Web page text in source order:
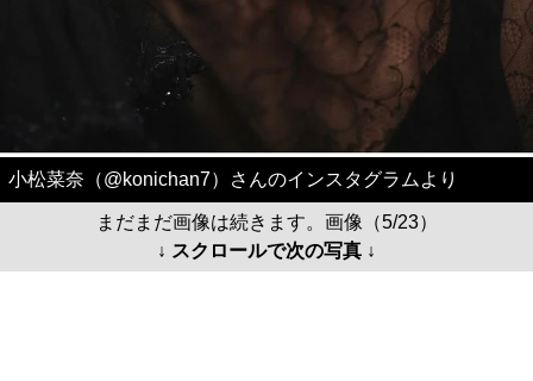
小松菜奈（@konichan7）さんのインスタグラムより
まだまだ画像は続きます。画像（5/23）
↓ スクロールで次の写真 ↓